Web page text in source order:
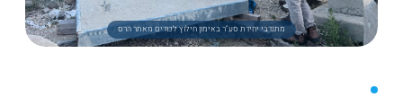
מתנדבי יחידת סע"ר באימון חילוץ לכודים מאתר הרס